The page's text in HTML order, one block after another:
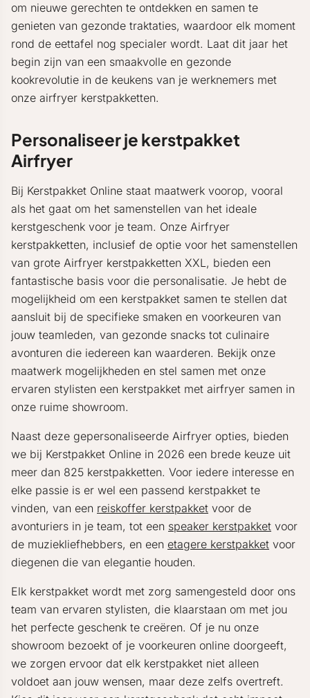
om nieuwe gerechten te ontdekken en samen te
genieten van gezonde traktaties, waardoor elk moment
rond de eettafel nog specialer wordt. Laat dit jaar het
begin zijn van een smaakvolle en gezonde
kookrevolutie in de keukens van je werknemers met
onze airfryer kerstpakketten.
Personaliseer je kerstpakket
Airfryer
Bij Kerstpakket Online staat maatwerk voorop, vooral
als het gaat om het samenstellen van het ideale
kerstgeschenk voor je team. Onze Airfryer
kerstpakketten, inclusief de optie voor het samenstellen
van grote Airfryer kerstpakketten XXL, bieden een
fantastische basis voor die personalisatie. Je hebt de
mogelijkheid om een kerstpakket samen te stellen dat
aansluit bij de specifieke smaken en voorkeuren van
jouw teamleden, van gezonde snacks tot culinaire
avonturen die iedereen kan waarderen. Bekijk onze
maatwerk mogelijkheden en stel samen met onze
ervaren stylisten een kerstpakket met airfryer samen in
onze ruime showroom.
Naast deze gepersonaliseerde Airfryer opties, bieden
we bij Kerstpakket Online in 2026 een brede keuze uit
meer dan 825 kerstpakketten. Voor iedere interesse en
elke passie is er wel een passend kerstpakket te
vinden, van een reiskoffer kerstpakket voor de
avonturiers in je team, tot een speaker kerstpakket voor
de muziekliefhebbers, en een etagere kerstpakket voor
diegenen die van elegantie houden.
Elk kerstpakket wordt met zorg samengesteld door ons
team van ervaren stylisten, die klaarstaan om met jou
het perfecte geschenk te creëren. Of je nu onze
showroom bezoekt of je voorkeuren online doorgeeft,
we zorgen ervoor dat elk kerstpakket niet alleen
voldoet aan jouw wensen, maar deze zelfs overtreft.